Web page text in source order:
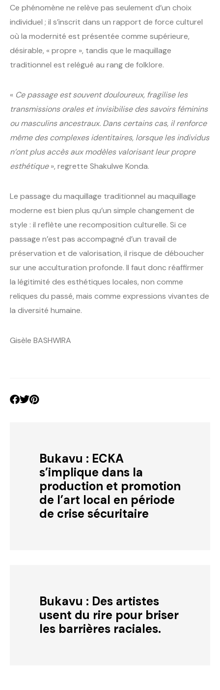
Ce phénomène ne relève pas seulement d’un choix
individuel ; il s’inscrit dans un rapport de force culturel
où la modernité est présentée comme supérieure,
désirable, « propre », tandis que le maquillage
traditionnel est relégué au rang de folklore.
« Ce passage est souvent douloureux, fragilise les
transmissions orales et invisibilise des savoirs féminins
ou masculins ancestraux. Dans certains cas, il renforce
même des complexes identitaires, lorsque les individus
n’ont plus accès aux modèles valorisant leur propre
esthétique», regrette Shakulwe Konda.
Le passage du maquillage traditionnel au maquillage
moderne est bien plus qu’un simple changement de
style : il reflète une recomposition culturelle. Si ce
passage n’est pas accompagné d’un travail de
préservation et de valorisation, il risque de déboucher
sur une acculturation profonde. Il faut donc réaffirmer
la légitimité des esthétiques locales, non comme
reliques du passé, mais comme expressions vivantes de
la diversité humaine.
Gisèle BASHWIRA
Bukavu : ECKA
s’implique dans la
production et promotion
de l’art local en période
de crise sécuritaire
Bukavu : Des artistes
usent du rire pour briser
les barrières raciales.